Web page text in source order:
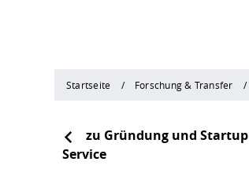
Startseite Forschung & Transfer
zu Gründung und Startup
Service